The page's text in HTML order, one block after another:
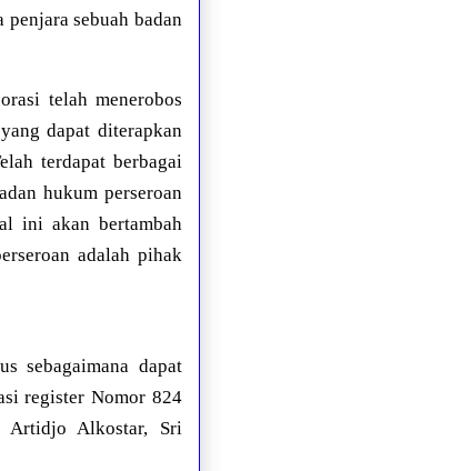
sebuah badan
telah menerobos
dapat diterapkan
terdapat berbagai
hukum perseroan
ini akan bertambah
adalah pihak
sebagaimana dapat
register Nomor 824
Artidjo Alkostar, Sri